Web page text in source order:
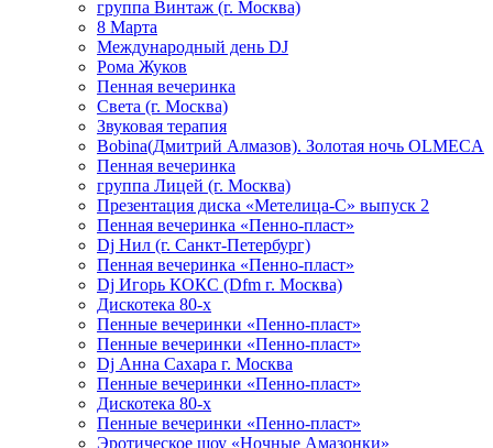
группа Винтаж (г. Москва)
8 Марта
Международный день DJ
Рома Жуков
Пенная вечеринка
Света (г. Москва)
Звуковая терапия
Bobina(Дмитрий Алмазов). Золотая ночь OLMECA
Пенная вечеринка
группа Лицей (г. Москва)
Презентация диска «Метелица-С» выпуск 2
Пенная вечеринка «Пенно-пласт»
Dj Нил (г. Санкт-Петербург)
Пенная вечеринка «Пенно-пласт»
Dj Игорь КОКС (Dfm г. Москва)
Дискотека 80-х
Пенные вечеринки «Пенно-пласт»
Пенные вечеринки «Пенно-пласт»
Dj Анна Сахара г. Москва
Пенные вечеринки «Пенно-пласт»
Дискотека 80-х
Пенные вечеринки «Пенно-пласт»
Эротическое шоу «Ночные Амазонки»